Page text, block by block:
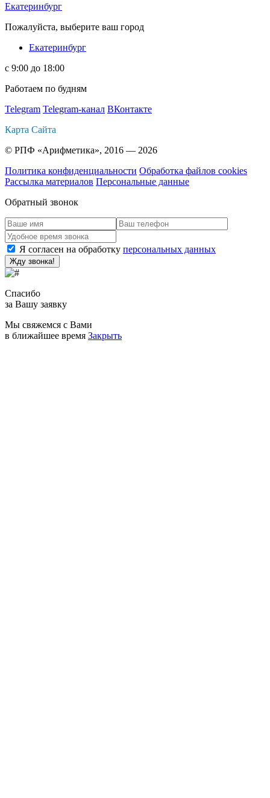
Екатеринбург
Пожалуйста, выберите ваш город
Екатеринбург
с 9:00 до 18:00
Работаем по будням
Telegram Telegram-канал ВКонтакте
Карта Сайта
© РПФ «Арифметика», 2016 — 2026
Политика конфиденциальности Обработка файлов cookies
Рассылка материалов Персональные данные
Обратный звонок
Я согласен на обработку персональных данных
Спасибо
за Вашу заявку
Мы свяжемся с Вами
в ближайшее время Закрыть